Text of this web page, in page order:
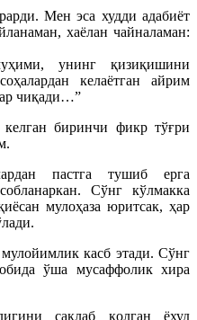
Мен эса худди адабиёт
хаёлан чайналаман:
унинг қизиқишини
келаётган айрим
чиқади…”
биринчи фикр тўғри
пастга тушиб ерга
Сўнг кўлмакка
мулоҳаза юритсак, ҳар
касб этади. Сўнг
ўша мусаффолик хира
сақлаб қолган ёхуд